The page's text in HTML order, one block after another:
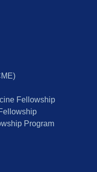
Fellowship
Program